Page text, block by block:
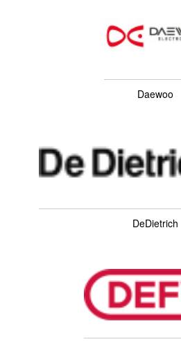
Daewoo
DeDietrich